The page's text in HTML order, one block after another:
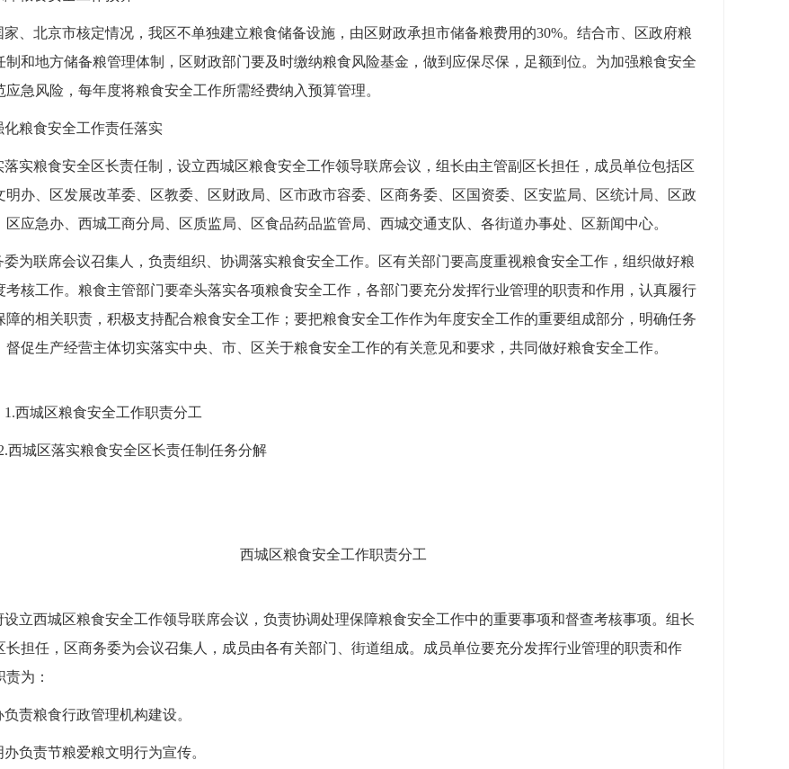
家、北京市核定情况，我区不单独建立粮食储备设施，由区财政承担市储备粮费用的30%。结合市、区政府粮
制和地方储备粮管理体制，区财政部门要及时缴纳粮食风险基金，做到应保尽保，足额到位。为加强粮食安全
应急风险，每年度将粮食安全工作所需经费纳入预算管理。
化粮食安全工作责任落实
落实粮食安全区长责任制，设立西城区粮食安全工作领导联席会议，组长由主管副区长担任，成员单位包括区
明办、区发展改革委、区教委、区财政局、区市政市容委、区商务委、区国资委、区安监局、区统计局、区政
区应急办、西城工商分局、区质监局、区食品药品监管局、西城交通支队、各街道办事处、区新闻中心。
委为联席会议召集人，负责组织、协调落实粮食安全工作。区有关部门要高度重视粮食安全工作，组织做好粮
考核工作。粮食主管部门要牵头落实各项粮食安全工作，各部门要充分发挥行业管理的职责和作用，认真履行
障的相关职责，积极支持配合粮食安全工作；要把粮食安全工作作为年度安全工作的重要组成部分，明确任务
督促生产经营主体切实落实中央、市、区关于粮食安全工作的有关意见和要求，共同做好粮食安全工作。
1.西城区粮食安全工作职责分工
区落实粮食安全区长责任制任务分解
西城区粮食安全工作职责分工
设立西城区粮食安全工作领导联席会议，负责协调处理保障粮食安全工作中的重要事项和督查考核事项。组长
长担任，区商务委为会议召集人，成员由各有关部门、街道组成。成员单位要充分发挥行业管理的职责和作
为：
负责粮食行政管理机构建设。
办负责节粮爱粮文明行为宣传。